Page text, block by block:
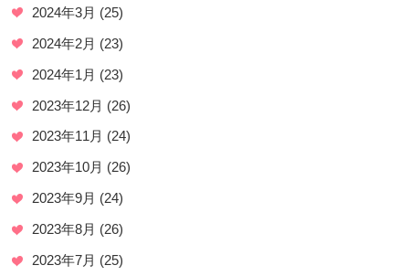
2024年3月 (25)
2024年2月 (23)
2024年1月 (23)
2023年12月 (26)
2023年11月 (24)
2023年10月 (26)
2023年9月 (24)
2023年8月 (26)
2023年7月 (25)